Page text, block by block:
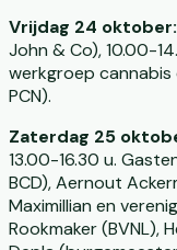
Vrijdag 24
John & Co), 10.00-
werkgroep
PCN).
Zaterdag 25
13.00-16.30 u.
BCD), Aernout
Maximillian en
Rookmaker (BVNL),